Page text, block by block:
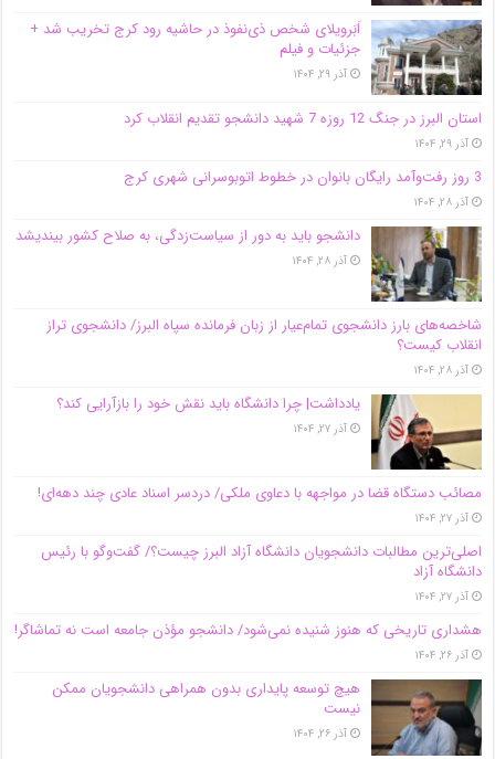
اَبَر‌ویلای شخص ذی‌نفوذ در حاشیه‌ رود کرج تخریب شد +
جزئیات و فیلم
آذر ۲۹, ۱۴۰۴
استان البرز در جنگ 12 روزه 7 شهید دانشجو تقدیم انقلاب کرد
آذر ۲۹, ۱۴۰۴
3 روز رفت‌وآمد رایگان بانوان در خطوط اتوبوسرانی شهری کرج
آذر ۲۸, ۱۴۰۴
دانشجو باید به دور از سیاست‌زدگی، به صلاح کشور بیندیشد
آذر ۲۸, ۱۴۰۴
شاخصه‌های بارز دانشجوی تمام‌عیار از زبان فرمانده سپاه البرز/ دانشجوی تراز
انقلاب کیست؟
آذر ۲۸, ۱۴۰۴
یادداشت| چرا دانشگاه باید نقش خود را بازآرایی کند؟
آذر ۲۷, ۱۴۰۴
مصائب دستگاه قضا در مواجهه با دعاوی ملکی/ دردسر اسناد عادی چند‌ دهه‌ای!
آذر ۲۷, ۱۴۰۴
اصلی‌ترین مطالبات دانشجویان دانشگاه آزاد البرز چیست؟/ گفت‌وگو با رئیس
دانشگاه آز‌اد
آذر ۲۷, ۱۴۰۴
هشداری تاریخی که هنوز شنیده نمی‌شود/ دانشجو مؤذن جامعه است نه تماشاگر!
آذر ۲۶, ۱۴۰۴
هیچ توسعه پایداری بدون همراهی دانشجویان ممکن
نیست
آذر ۲۶, ۱۴۰۴